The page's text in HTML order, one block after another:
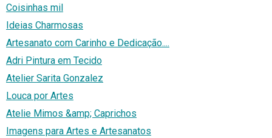
Coisinhas mil
Ideias Charmosas
Artesanato com Carinho e Dedicação....
Adri Pintura em Tecido
Atelier Sarita Gonzalez
Louca por Artes
Atelie Mimos &amp; Caprichos
Imagens para Artes e Artesanatos